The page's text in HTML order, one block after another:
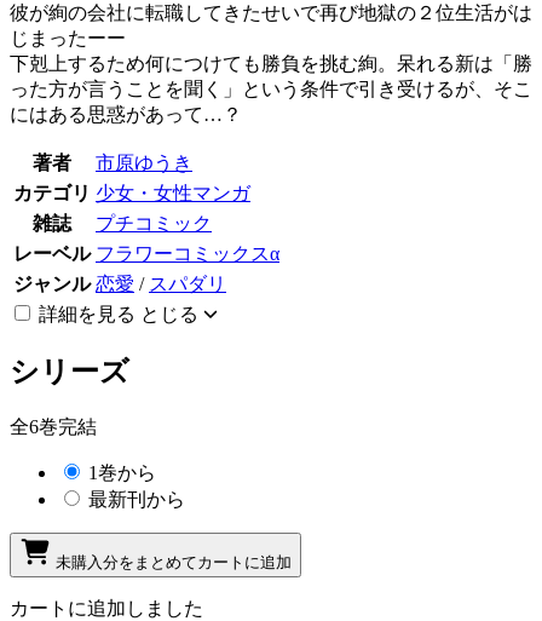
彼が絢の会社に転職してきたせいで再び地獄の２位生活がは
じまったーー
下剋上するため何につけても勝負を挑む絢。呆れる新は「勝
った方が言うことを聞く」という条件で引き受けるが、そこ
にはある思惑があって…？
著者
市原ゆうき
カテゴリ 少女・女性マンガ
雑誌
プチコミック
レーベル フラワーコミックスα
ジャンル 恋愛 / スパダリ
詳細を見る とじる
シリーズ
全6巻完結
1巻から
最新刊から
未購入分をまとめてカートに追加
カートに追加しました